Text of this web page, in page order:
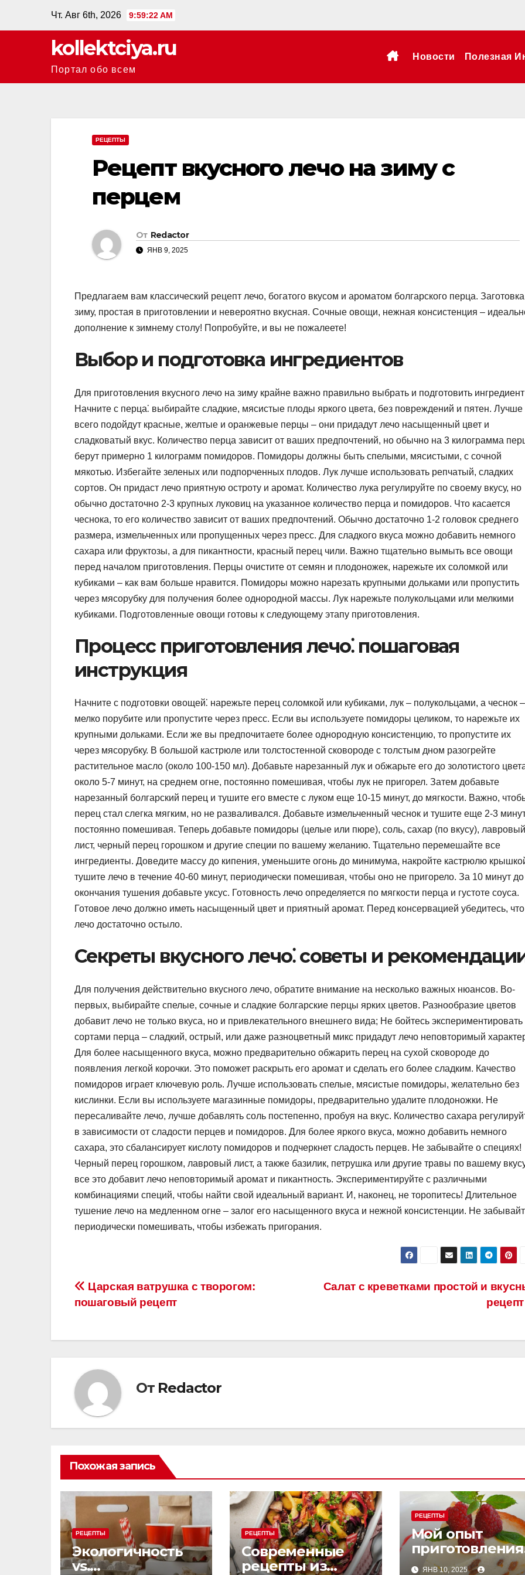
содержанию
Чт. Авг 6th, 2026 9:59:23 AM
kollektciya.ru
Портал обо всем
Новости Полезная
РЕЦЕПТЫ
Рецепт вкусного лечо на зиму с
перцем
От Redactor
ЯНВ 9, 2025
Предлагаем вам классический рецепт лечо, богатого вкусом и ароматом болгарского перца.
зиму, простая в приготовлении и невероятно вкусная. Сочные овощи, нежная консистенция –
дополнение к зимнему столу! Попробуйте, и вы не пожалеете!
Выбор и подготовка ингредиентов
Для приготовления вкусного лечо на зиму крайне важно правильно выбрать и подготовить
Начните с перца⁚ выбирайте сладкие, мясистые плоды яркого цвета, без повреждений и пятен. Лучше
всего подойдут красные, желтые и оранжевые перцы – они придадут лечо насыщенный цвет и
сладковатый вкус. Количество перца зависит от ваших предпочтений, но обычно на 3 килограмма
берут примерно 1 килограмм помидоров. Помидоры должны быть спелыми, мясистыми, с сочной
мякотью. Избегайте зеленых или подпорченных плодов. Лук лучше использовать репчатый, сладких
сортов. Он придаст лечо приятную остроту и аромат. Количество лука регулируйте по своему вкусу, но
обычно достаточно 2-3 крупных луковиц на указанное количество перца и помидоров. Что касается
чеснока, то его количество зависит от ваших предпочтений. Обычно достаточно 1-2 головок среднего
размера, измельченных или пропущенных через пресс. Для сладкого вкуса можно добавить немного
сахара или фруктозы, а для пикантности, красный перец чили. Важно тщательно вымыть все овощи
перед началом приготовления. Перцы очистите от семян и плодоножек, нарежьте их соломкой или
кубиками – как вам больше нравится. Помидоры можно нарезать крупными дольками или пропустить
через мясорубку для получения более однородной массы. Лук нарежьте полукольцами или мелкими
кубиками. Подготовленные овощи готовы к следующему этапу приготовления.
Процесс приготовления лечо⁚ пошаговая
инструкция
Начните с подготовки овощей⁚ нарежьте перец соломкой или кубиками, лук – полукольцами, а чеснок –
мелко порубите или пропустите через пресс. Если вы используете помидоры целиком, то нарежьте их
крупными дольками. Если же вы предпочитаете более однородную консистенцию, то пропустите их
через мясорубку. В большой кастрюле или толстостенной сковороде с толстым дном разогрейте
растительное масло (около 100-150 мл). Добавьте нарезанный лук и обжарьте его до золотистого
около 5-7 минут, на среднем огне, постоянно помешивая, чтобы лук не пригорел. Затем добавьте
нарезанный болгарский перец и тушите его вместе с луком еще 10-15 минут, до мягкости. Важно,
перец стал слегка мягким, но не разваливался. Добавьте измельченный чеснок и тушите еще 2-3
постоянно помешивая. Теперь добавьте помидоры (целые или пюре), соль, сахар (по вкусу), лавровый
лист, черный перец горошком и другие специи по вашему желанию. Тщательно перемешайте все
ингредиенты. Доведите массу до кипения, уменьшите огонь до минимума, накройте кастрюлю
тушите лечо в течение 40-60 минут, периодически помешивая, чтобы оно не пригорело. За 10 минут до
окончания тушения добавьте уксус. Готовность лечо определяется по мягкости перца и густоте соуса.
Готовое лечо должно иметь насыщенный цвет и приятный аромат. Перед консервацией убедитесь, что
лечо достаточно остыло.
Секреты вкусного лечо⁚ советы и
Для получения действительно вкусного лечо, обратите внимание на несколько важных нюансов. Во-
первых, выбирайте спелые, сочные и сладкие болгарские перцы ярких цветов. Разнообразие цветов
добавит лечо не только вкуса, но и привлекательного внешнего вида; Не бойтесь экспериментировать
сортами перца – сладкий, острый, или даже разноцветный микс придадут лечо неповторимый
Для более насыщенного вкуса, можно предварительно обжарить перец на сухой сковороде до
появления легкой корочки. Это поможет раскрыть его аромат и сделать его более сладким. Качество
помидоров играет ключевую роль. Лучше использовать спелые, мясистые помидоры, желательно без
кислинки. Если вы используете магазинные помидоры, предварительно удалите плодоножки. Не
пересаливайте лечо, лучше добавлять соль постепенно, пробуя на вкус. Количество сахара
в зависимости от сладости перцев и помидоров. Для более яркого вкуса, можно добавить немного
сахара, это сбалансирует кислоту помидоров и подчеркнет сладость перцев. Не забывайте о специях!
Черный перец горошком, лавровый лист, а также базилик, петрушка или другие травы по вашему
все это добавит лечо неповторимый аромат и пикантность. Экспериментируйте с различными
комбинациями специй, чтобы найти свой идеальный вариант. И, наконец, не торопитесь! Длительное
тушение лечо на медленном огне – залог его насыщенного вкуса и нежной консистенции. Не
периодически помешивать, чтобы избежать пригорания.
Навигация
записям
Салат с креветками простой и
Царская ватрушка с творогом:
пошаговый рецепт
От Redactor
Похожая запись
РЕЦЕПТЫ
Экологичность
vs.
РЕЦЕПТЫ
Современные
рецепты из
РЕЦЕПТЫ
Мой опыт
приготовления
творожной
ЯНВ 10, 2025